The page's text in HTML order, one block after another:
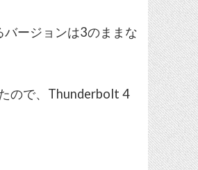
ージョンは3のままな
ので、Thunderbolt 4